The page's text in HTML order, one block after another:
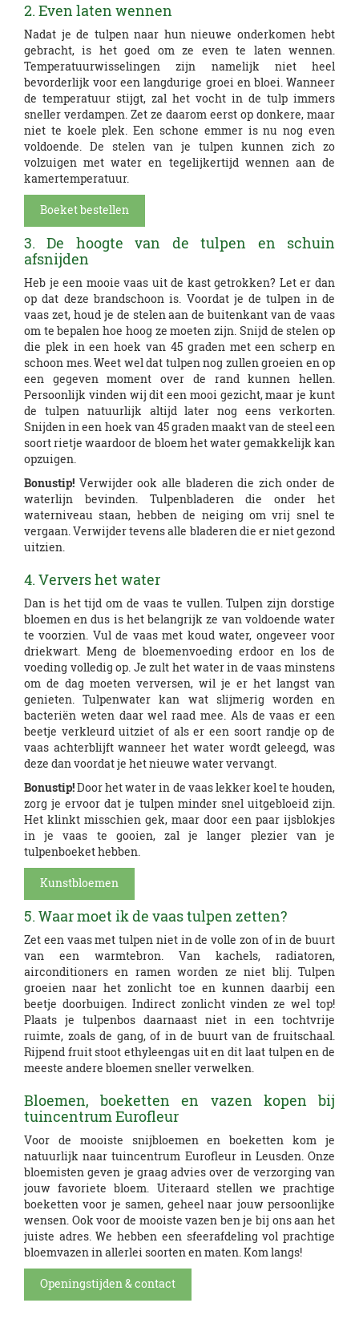
2. Even laten wennen
Nadat je de tulpen naar hun nieuwe onderkomen hebt
gebracht, is het goed om ze even te laten wennen.
Temperatuurwisselingen zijn namelijk niet heel
bevorderlijk voor een langdurige groei en bloei. Wanneer
de temperatuur stijgt, zal het vocht in de tulp immers
sneller verdampen. Zet ze daarom eerst op donkere, maar
niet te koele plek. Een schone emmer is nu nog even
voldoende. De stelen van je tulpen kunnen zich zo
volzuigen met water en tegelijkertijd wennen aan de
kamertemperatuur.
Boeket bestellen
3. De hoogte van de tulpen en schuin
afsnijden
Heb je een mooie vaas uit de kast getrokken? Let er dan
op dat deze brandschoon is. Voordat je de tulpen in de
vaas zet, houd je de stelen aan de buitenkant van de vaas
om te bepalen hoe hoog ze moeten zijn. Snijd de stelen op
die plek in een hoek van 45 graden met een scherp en
schoon mes. Weet wel dat tulpen nog zullen groeien en op
een gegeven moment over de rand kunnen hellen.
Persoonlijk vinden wij dit een mooi gezicht, maar je kunt
de tulpen natuurlijk altijd later nog eens verkorten.
Snijden in een hoek van 45 graden maakt van de steel een
soort rietje waardoor de bloem het water gemakkelijk kan
opzuigen.
Bonustip! Verwijder ook alle bladeren die zich onder de
waterlijn bevinden. Tulpenbladeren die onder het
waterniveau staan, hebben de neiging om vrij snel te
vergaan. Verwijder tevens alle bladeren die er niet gezond
uitzien.
4. Ververs het water
Dan is het tijd om de vaas te vullen. Tulpen zijn dorstige
bloemen en dus is het belangrijk ze van voldoende water
te voorzien. Vul de vaas met koud water, ongeveer voor
driekwart. Meng de bloemenvoeding erdoor en los de
voeding volledig op. Je zult het water in de vaas minstens
om de dag moeten verversen, wil je er het langst van
genieten. Tulpenwater kan wat slijmerig worden en
bacteriën weten daar wel raad mee. Als de vaas er een
beetje verkleurd uitziet of als er een soort randje op de
vaas achterblijft wanneer het water wordt geleegd, was
deze dan voordat je het nieuwe water vervangt.
Bonustip!Door het water in de vaas lekker koel te houden,
zorg je ervoor dat je tulpen minder snel uitgebloeid zijn.
Het klinkt misschien gek, maar door een paar ijsblokjes
in je vaas te gooien, zal je langer plezier van je
tulpenboeket hebben.
Kunstbloemen
5. Waar moet ik de vaas tulpen zetten?
Zet een vaas met tulpen niet in de volle zon of in de buurt
van een warmtebron. Van kachels, radiatoren,
airconditioners en ramen worden ze niet blij. Tulpen
groeien naar het zonlicht toe en kunnen daarbij een
beetje doorbuigen. Indirect zonlicht vinden ze wel top!
Plaats je tulpenbos daarnaast niet in een tochtvrije
ruimte, zoals de gang, of in de buurt van de fruitschaal.
Rijpend fruit stoot ethyleengas uit en dit laat tulpen en de
meeste andere bloemen sneller verwelken.
Bloemen, boeketten en vazen kopen bij
tuincentrum Eurofleur
Voor de mooiste snijbloemen en boeketten kom je
natuurlijk naar tuincentrum Eurofleur in Leusden. Onze
bloemisten geven je graag advies over de verzorging van
jouw favoriete bloem. Uiteraard stellen we prachtige
boeketten voor je samen, geheel naar jouw persoonlijke
wensen. Ook voor de mooiste vazen ben je bij ons aan het
juiste adres. We hebben een sfeerafdeling vol prachtige
bloemvazen in allerlei soorten en maten. Kom langs!
Openingstijden & contact
K
a
e
B
i
K
u